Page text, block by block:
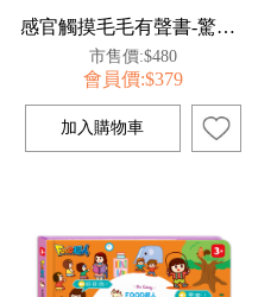
感官觸摸毛毛有聲書-驚奇動物
市售價:$480
會員價:$379